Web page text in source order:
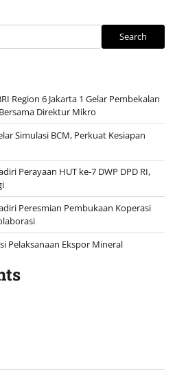
Search
Region 6 Jakarta 1 Gelar Pembekalan
Direktur Mikro
Simulasi BCM, Perkuat Kesiapan
Perayaan HUT ke-7 DWP DPD RI,
Peresmian Pembukaan Koperasi
Pelaksanaan Ekspor Mineral